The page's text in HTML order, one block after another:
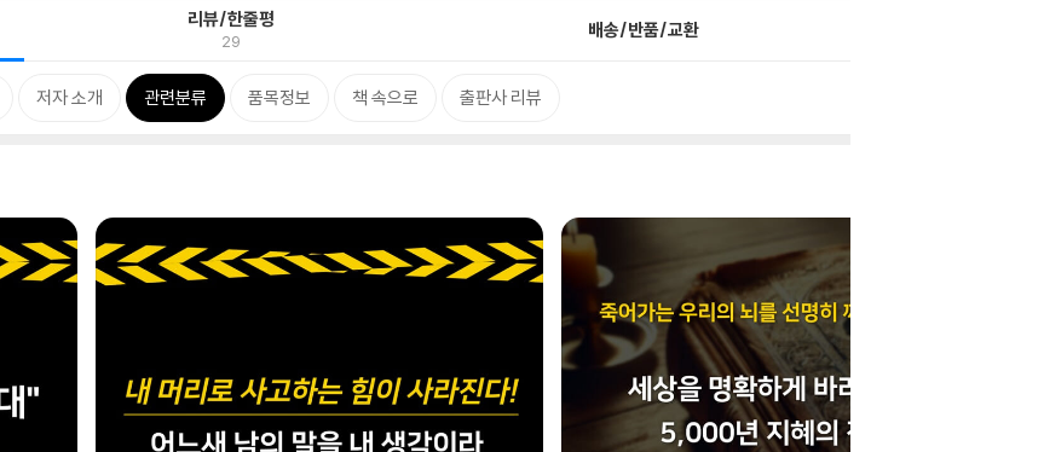
리뷰/한줄평
29 배송/반품/교환
저자 소개 관련분류 품목정보 책 속으로 출판사 리뷰